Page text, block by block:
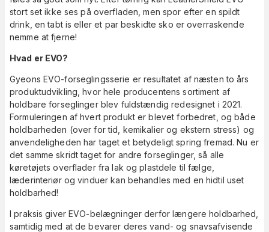
stort set ikke ses på overfladen, men spor efter en spildt
drink, en tabt is eller et par beskidte sko er overraskende
nemme at fjerne!
Hvad er EVO?
Gyeons EVO-forseglingsserie er resultatet af næsten to års
produktudvikling, hvor hele producentens sortiment af
holdbare forseglinger blev fuldstændig redesignet i 2021.
Formuleringen af hvert produkt er blevet forbedret, og både
holdbarheden (over for tid, kemikalier og ekstern stress) og
anvendeligheden har taget et betydeligt spring fremad. Nu er
det samme skridt taget for andre forseglinger, så alle
køretøjets overflader fra lak og plastdele til fælge,
læderinteriør og vinduer kan behandles med en hidtil uset
holdbarhed!
I praksis giver EVO-belægninger derfor længere holdbarhed,
samtidig med at de bevarer deres vand- og snavsafvisende